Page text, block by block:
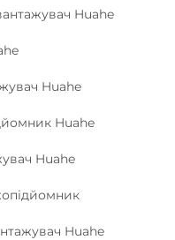
Huahe
Huahe
Huahe
Huahe
Huahe